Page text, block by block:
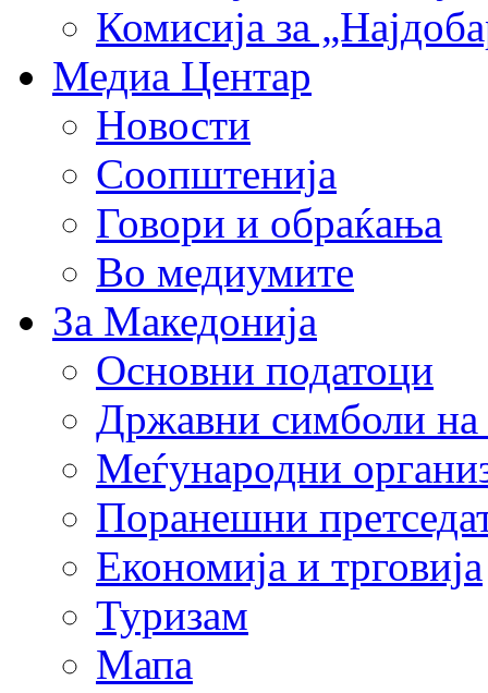
Комисија за
Медиа Центар
Новости
Соопштенија
Говори и обраќања
Во медиумите
За Македонија
Основни податоци
Државни симболи
Меѓународни
Поранешни
Економија и трговија
Туризам
Мапа